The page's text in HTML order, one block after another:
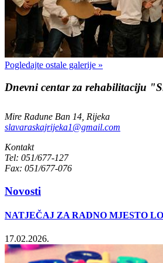
Pogledajte ostale galerije »
Dnevni centar za rehabilitaciju
Mire Radune Ban 14, Rijeka
slavaraskajrijeka1@gmail.com
Kontakt
Tel: 051/677-127
Fax: 051/677-076
Novosti
NATJEČAJ ZA RADNO MJESTO
17.02.2026.